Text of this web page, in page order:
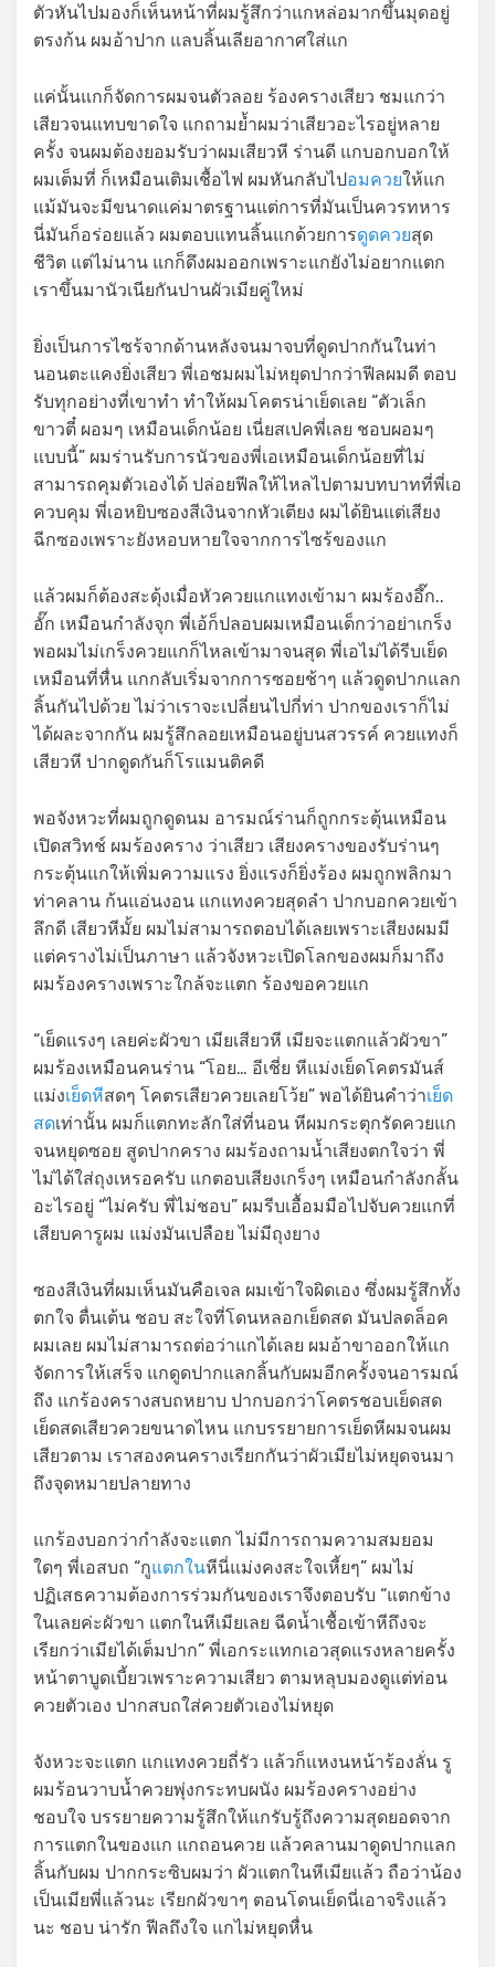
ตัวหันไปมองก็เห็นหน้าที่ผมรู้สึกว่าแกหล่อมากขึ้นมุดอยู่
ตรงก้น ผมอ้าปาก แลบลิ้นเลียอากาศใส่แก
แค่นั้นแกก็จัดการผมจนตัวลอย ร้องครางเสียว ชมแกว่า
เสียวจนแทบขาดใจ แกถามย้ำผมว่าเสียวอะไรอยู่หลาย
ครั้ง จนผมต้องยอมรับว่าผมเสียวหี ร่านดี แกบอกบอกให้
ผมเต็มที่ ก็เหมือนเติมเชื้อไฟ ผมหันกลับไปอมควยให้แก
แม้มันจะมีขนาดแค่มาตรฐานแต่การที่มันเป็นควรทหาร
นี่มันก็อร่อยแล้ว ผมตอบแทนลิ้นแกด้วยการดูดควยสุด
ชีวิต แต่ไม่นาน แกก็ดึงผมออกเพราะแกยังไม่อยากแตก
เราขึ้นมานัวเนียกันปานผัวเมียคู่ใหม่
ยิ่งเป็นการไซร้จากด้านหลังจนมาจบที่ดูดปากกันในท่า
นอนตะแคงยิ่งเสียว พี่เอชมผมไม่หยุดปากว่าฟีลผมดี ตอบ
รับทุกอย่างที่เขาทำ ทำให้ผมโคตรน่าเย็ดเลย “ตัวเล็ก
ขาวตี๋ ผอมๆ เหมือนเด็กน้อย เนี่ยสเปคพี่เลย ชอบผอมๆ
แบบนี้” ผมร่านรับการนัวของพี่เอเหมือนเด็กน้อยที่ไม่
สามารถคุมตัวเองได้ ปล่อยฟีลให้ไหลไปตามบทบาทที่พี่เอ
ควบคุม พี่เอหยิบซองสีเงินจากหัวเตียง ผมได้ยินแต่เสียง
ฉีกซองเพราะยังหอบหายใจจากการไซร้ของแก
แล้วผมก็ต้องสะดุ้งเมื่อหัวควยแกแทงเข้ามา ผมร้องอึ๊ก..
อั๊ก เหมือนกำลังจุก พี่เอ้ก็ปลอบผมเหมือนเด็กว่าอย่าเกร็ง
พอผมไม่เกร็งควยแกก็ไหลเข้ามาจนสุด พี่เอไม่ได้รีบเย็ด
เหมือนที่หื่น แกกลับเริ่มจากการซอยช้าๆ แล้วดูดปากแลก
ลิ้นกันไปด้วย ไม่ว่าเราจะเปลี่ยนไปกี่ท่า ปากของเราก็ไม่
ได้ผละจากกัน ผมรู้สึกลอยเหมือนอยู่บนสวรรค์ ควยแทงก็
เสียวหี ปากดูดกันก็โรแมนติคดี
พอจังหวะที่ผมถูกดูดนม อารมณ์ร่านก็ถูกกระตุ้นเหมือน
เปิดสวิทช์ ผมร้องคราง ว่าเสียว เสียงครางของรับร่านๆ
กระตุ้นแกให้เพิ่มความแรง ยิ่งแรงก็ยิ่งร้อง ผมถูกพลิกมา
ท่าคลาน ก้นแอ่นงอน แกแทงควยสุดลำ ปากบอกควยเข้า
ลึกดี เสียวหีมั้ย ผมไม่สามารถตอบได้เลยเพราะเสียงผมมี
แต่ครางไม่เป็นภาษา แล้วจังหวะเปิดโลกของผมก็มาถึง
ผมร้องครางเพราะใกล้จะแตก ร้องขอควยแก
“เย็ดแรงๆ เลยค่ะผัวขา เมียเสียวหี เมียจะแตกแล้วผัวขา”
ผมร้องเหมือนคนร่าน “โอย… อีเชี่ย หีแม่งเย็ดโคตรมันส์
แม่งเย็ดหีสดๆ โคตรเสียวควยเลยโว้ย” พอได้ยินคำว่าเย็ด
สดเท่านั้น ผมก็แตกทะลักใส่ที่นอน หีผมกระตุกรัดควยแก
จนหยุดซอย สูดปากคราง ผมร้องถามน้ำเสียงตกใจว่า พี่
ไม่ได้ใส่ถุงเหรอครับ แกตอบเสียงเกร็งๆ เหมือนกำลังกลั้น
อะไรอยู่ “ไม่ครับ พี่ไม่ชอบ” ผมรีบเอื้อมมือไปจับควยแกที่
เสียบคารูผม แม่งมันเปลือย ไม่มีถุงยาง
ซองสีเงินที่ผมเห็นมันคือเจล ผมเข้าใจผิดเอง ซึ่งผมรู้สึกทั้ง
ตกใจ ตื่นเต้น ชอบ สะใจที่โดนหลอกเย็ดสด มันปลดล็อค
ผมเลย ผมไม่สามารถต่อว่าแกได้เลย ผมอ้าขาออกให้แก
จัดการให้เสร็จ แกดูดปากแลกลิ้นกับผมอีกครั้งจนอารมณ์
ถึง แกร้องครางสบถหยาบ ปากบอกว่าโคตรชอบเย็ดสด
เย็ดสดเสียวควยขนาดไหน แกบรรยายการเย็ดหีผมจนผม
เสียวตาม เราสองคนครางเรียกกันว่าผัวเมียไม่หยุดจนมา
ถึงจุดหมายปลายทาง
แกร้องบอกว่ากำลังจะแตก ไม่มีการถามความสมยอม
ใดๆ พี่เอสบถ “กูแตกในหีนี่แม่งคงสะใจเหี้ยๆ” ผมไม่
ปฏิเสธความต้องการร่วมกันของเราจึงตอบรับ “แตกข้าง
ในเลยค่ะผัวขา แตกในหีเมียเลย ฉีดน้ำเชื้อเข้าหีถึงจะ
เรียกว่าเมียได้เต็มปาก” พี่เอกระแทกเอวสุดแรงหลายครั้ง
หน้าตาบูดเบี้ยวเพราะความเสียว ตามหลุบมองดูแต่ท่อน
ควยตัวเอง ปากสบถใส่ควยตัวเองไม่หยุด
จังหวะจะแตก แกแทงควยถี่รัว แล้วก็แหงนหน้าร้องลั่น รู
ผมร้อนวาบน้ำควยพุ่งกระทบผนัง ผมร้องครางอย่าง
ชอบใจ บรรยายความรู้สึกให้แกรับรู้ถึงความสุดยอดจาก
การแตกในของแก แกถอนควย แล้วคลานมาดูดปากแลก
ลิ้นกับผม ปากกระซิบผมว่า ผัวแตกในหีเมียแล้ว ถือว่าน้อง
เป็นเมียพี่แล้วนะ เรียกผัวขาๆ ตอนโดนเย็ดนี่เอาจริงแล้ว
นะ ชอบ น่ารัก ฟีลถึงใจ แกไม่หยุดหื่น